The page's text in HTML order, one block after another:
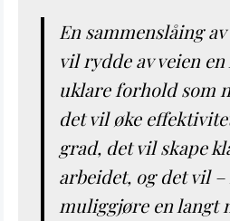
En sammenslåing
vil rydde av veien
uklare forhold som
det vil øke
grad, det vil skape
arbeidet, og det vil
muliggjøre en langt